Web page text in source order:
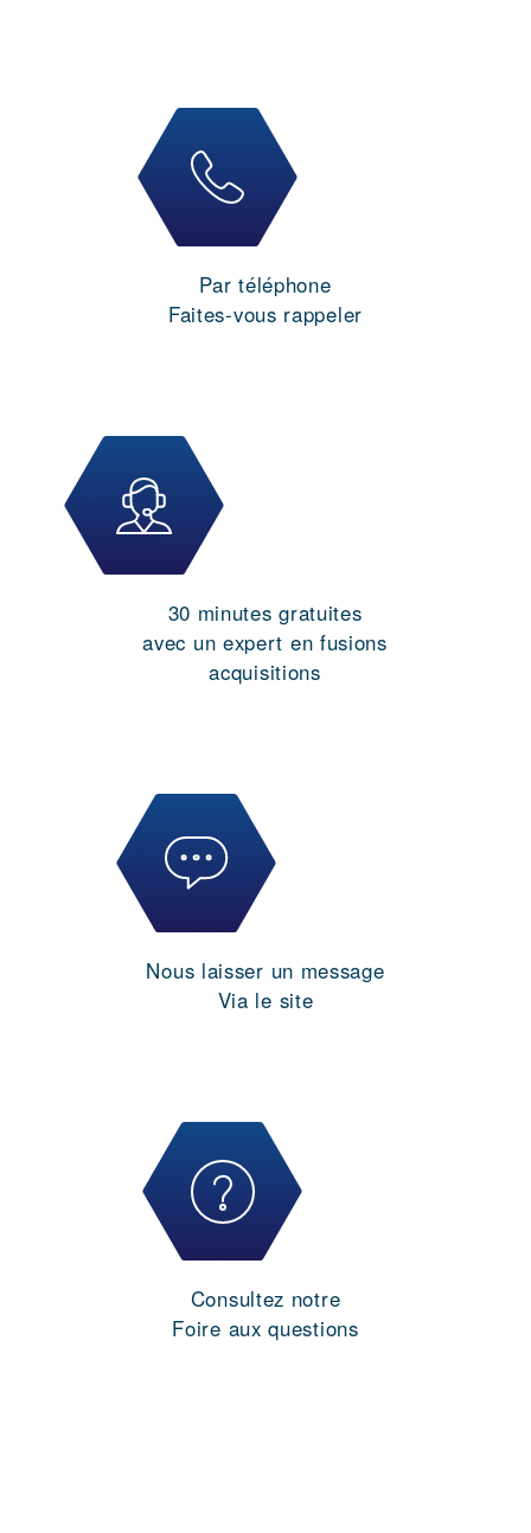
Par téléphone
Faites-vous rappeler
30 minutes gratuites
avec un expert en fusions
acquisitions
Nous laisser un message
Via le site
Consultez notre
Foire aux questions